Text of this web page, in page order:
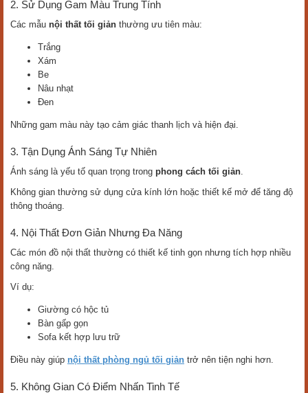
2. Sử Dụng Gam Màu Trung Tính
Các mẫu nội thất tối giản thường ưu tiên màu:
Trắng
Xám
Be
Nâu nhạt
Đen
Những gam màu này tạo cảm giác thanh lịch và hiện đại.
3. Tận Dụng Ánh Sáng Tự Nhiên
Ánh sáng là yếu tố quan trọng trong phong cách tối giản.
Không gian thường sử dụng cửa kính lớn hoặc thiết kế mở để tăng độ
thông thoáng.
4. Nội Thất Đơn Giản Nhưng Đa Năng
Các món đồ nội thất thường có thiết kế tinh gọn nhưng tích hợp nhiều
công năng.
Ví dụ:
Giường có hộc tủ
Bàn gấp gọn
Sofa kết hợp lưu trữ
Điều này giúp nội thất phòng ngủ tối giản trở nên tiện nghi hơn.
5. Không Gian Có Điểm Nhấn Tinh Tế